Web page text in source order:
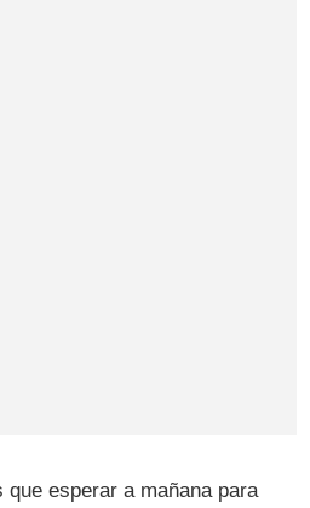
que esperar a mañana para